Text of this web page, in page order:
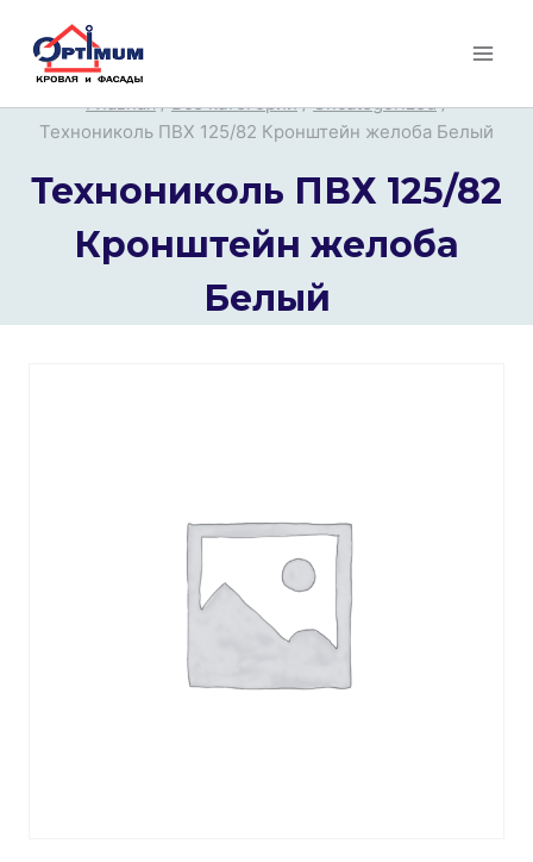
Перейти
Главная / Все категории / Uncategorized /
Технониколь ПВХ 125/82 Кронштейн желоба Белый
Технониколь ПВХ 125/82
Кронштейн желоба
Белый